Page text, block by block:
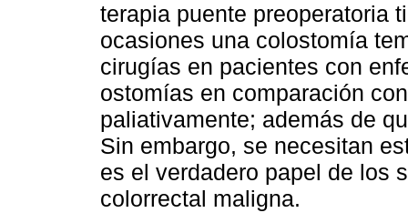
terapia puente preoperatoria
ocasiones una colostomía
cirugías en pacientes con
ostomías en comparación
paliativamente; además de
Sin embargo, se necesitan
es el verdadero papel de los
colorrectal maligna.